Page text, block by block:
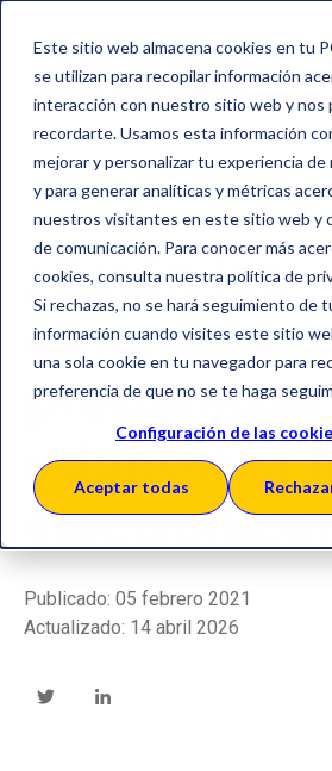
Este sitio web almacena cookies en tu
se utilizan para recopilar información
interacción con nuestro sitio web y nos
recordarte. Usamos esta información
mejorar y personalizar tu experiencia de
y para generar analíticas y métricas
nuestros visitantes en este sitio web y
de comunicación. Para conocer más
cookies, consulta nuestra política de
Si rechazas, no se hará seguimiento de
información cuando visites este sitio
una sola cookie en tu navegador para
preferencia de que no se te haga
Configuración de las
Aceptar todas
Firma electrónica
¿Están las
empresas
preparadas
adoptar la
Publicado: 05 febrero 2021
Actualizado: 14 abril 2026